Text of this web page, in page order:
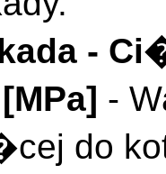
-
[MPa] -
do